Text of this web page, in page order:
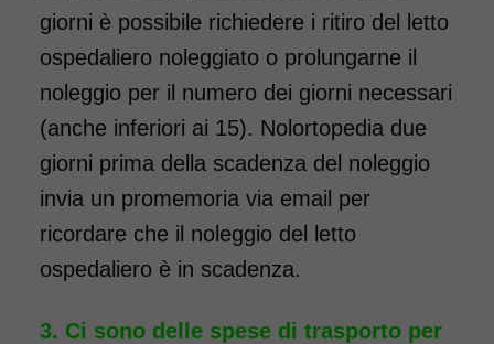
giorni è possibile richiedere i ritiro del letto
ospedaliero noleggiato o prolungarne il
noleggio per il numero dei giorni necessari
(anche inferiori ai 15). Nolortopedia due
giorni prima della scadenza del noleggio
invia un promemoria via email per
ricordare che il noleggio del letto
ospedaliero è in scadenza.
Ci sono delle spese di trasporto per